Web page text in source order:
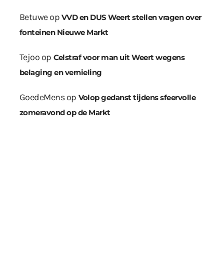
Betuweop VVD en DUS Weert stellen vragen over
fonteinen Nieuwe Markt
Tejoo op Celstraf voor man uit Weert wegens
belaging en vernieling
GoedeMensop Volop gedanst tijdens sfeervolle
zomeravond op de Markt